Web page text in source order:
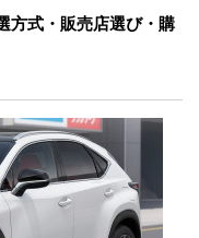
方式・販売店選び・購